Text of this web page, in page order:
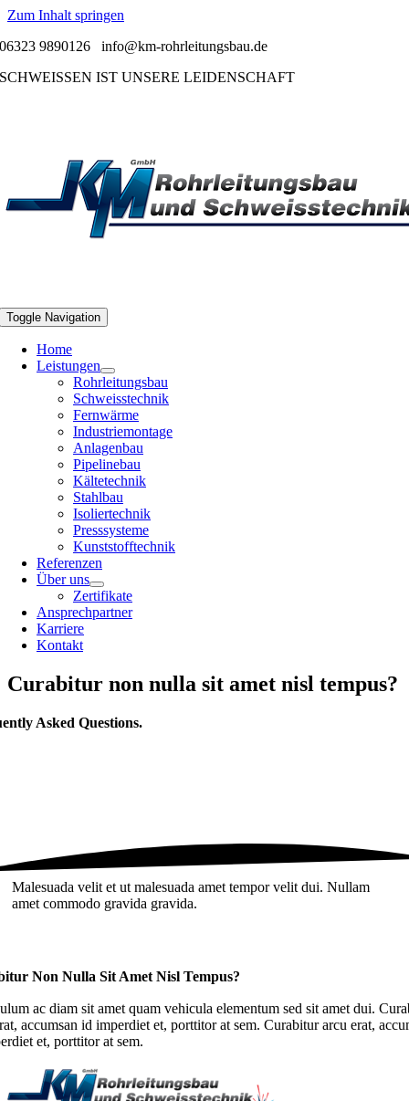
Zum Inhalt springen
06323 9890126info@km-rohrleitungsbau.de
SCHWEISSEN IST UNSERE LEIDENSCHAFT
Toggle Navigation
Home
Leistungen
Rohrleitungsbau
Schweisstechnik
Fernwärme
Industriemontage
Anlagenbau
Pipelinebau
Kältetechnik
Stahlbau
Isoliertechnik
Presssysteme
Kunststofftechnik
Referenzen
Über uns
Zertifikate
Ansprechpartner
Karriere
Kontakt
Curabitur non nulla sit amet nisl tempus?
Asked Questions.
Malesuada velit et ut malesuada amet tempor velit dui. Nullam
amet commodo gravida gravida.
Non Nulla Sit Amet Nisl Tempus?
ac diam sit amet quam vehicula elementum sed sit amet dui.
accumsan id imperdiet et, porttitor at sem. Curabitur arcu erat,
et, porttitor at sem.